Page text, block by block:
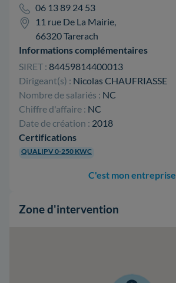
06 13 89 24 53
11 rue De La Mairie,
66320 Tarerach
Informations complémentaires
SIRET : 84459814400013
Dirigeant(s) : Nicolas CHAUFRIASSE
Nombre de salariés : NC
Chiffre d'affaire : NC
Date de création : 2018
Certifications
QUALIPV 0-250 KWC
C'est mon entreprise
Zone d'intervention